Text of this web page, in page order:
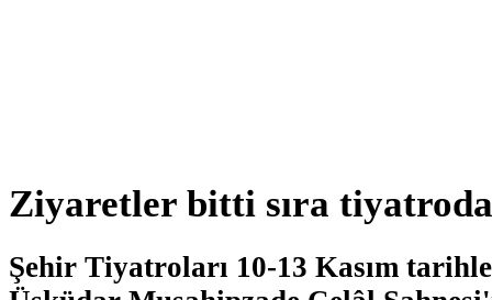
Ziyaretler bitti sıra tiyatroda
Şehir Tiyatroları 10-13 Kasım